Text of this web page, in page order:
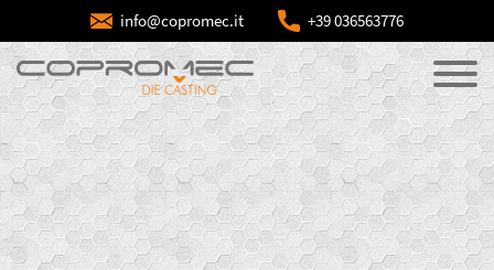
info@copromec.it +39 036563776